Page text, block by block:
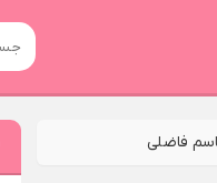
فاضلی